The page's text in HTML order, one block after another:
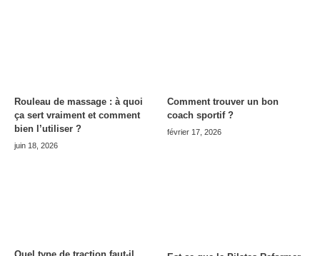
Rouleau de massage : à quoi
ça sert vraiment et comment
bien l’utiliser ?
juin 18, 2026
Comment trouver un bon
coach sportif ?
février 17, 2026